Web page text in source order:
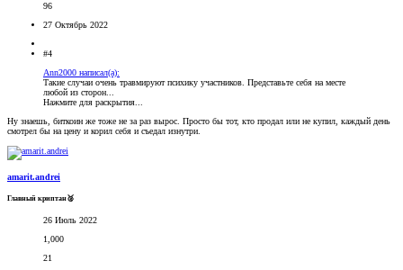
96
27 Октябрь 2022
#4
Ann2000 написал(а):
Такие случаи очень травмируют психику участников. Представьте себя на месте
любой из сторон...
Нажмите для раскрытия...
Ну знаешь, биткоин же тоже не за раз вырос. Просто бы тот, кто продал или не купил, каждый день
смотрел бы на цену и корил себя и съедал изнутри.
amarit.andrei
Главный криптан🥈
26 Июль 2022
1,000
21